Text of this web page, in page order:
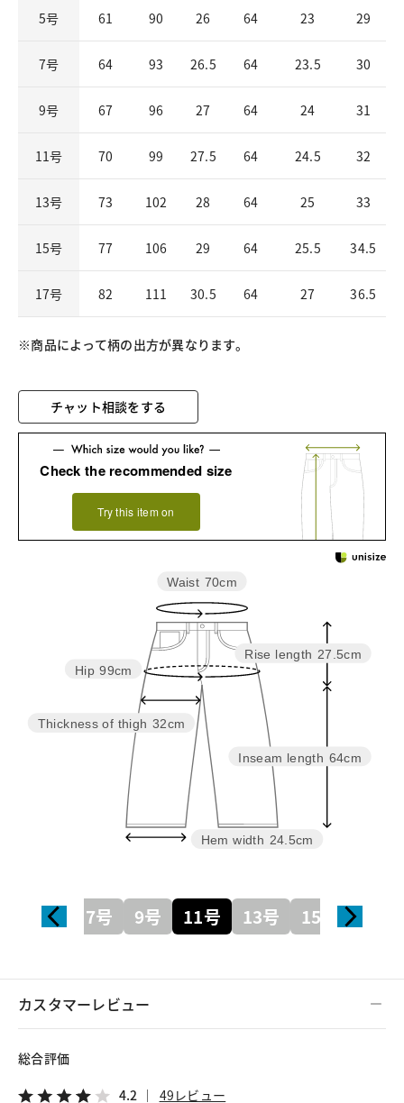
5号 61 90 26 64 23 29
7号 64 93 26.5 64 23.5 30
9号 67 96 27 64 24 31
11号 70 99 27.5 64 24.5 32
13号 73 102 28 64 25 33
15号 77 106 29 64 25.5 34.5
17号 82 111 30.5 64 27 36.5
※商品によって柄の出方が異なります。
チャット相談をする
Check the recommended size
Try this item on
Inseam length 64cm
Rise length 27.5cm
Hem width 24.5cm
Thickness of thigh 32cm
Hip 99cm
Waist 70cm
5号 7号 9号 11号 13号 15号
カスタマーレビュー
総合評価
4.2 49レビュー